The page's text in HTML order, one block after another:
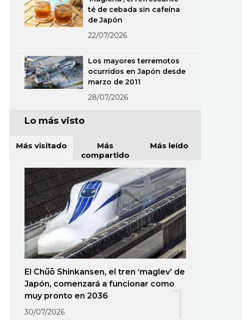
té de cebada sin cafeína
de Japón
22/07/2026
Los mayores terremotos
ocurridos en Japón desde
marzo de 2011
28/07/2026
Lo más visto
Más visitado
Más
compartido
Más leído
El Chūō Shinkansen, el tren ‘maglev’ de
Japón, comenzará a funcionar como
muy pronto en 2036
30/07/2026